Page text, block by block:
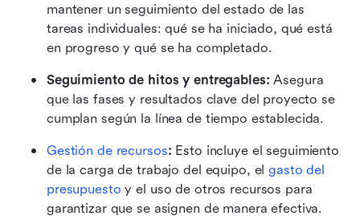
mantener un seguimiento del estado de las
tareas individuales: qué se ha iniciado, qué está
en progreso y qué se ha completado.
Seguimiento de hitos y entregables: Asegura
que las fases y resultados clave del proyecto se
cumplan según la línea de tiempo establecida.
Gestión de recursos: Esto incluye el seguimiento
de la carga de trabajo del equipo, el gasto del
presupuesto y el uso de otros recursos para
garantizar que se asignen de manera efectiva.